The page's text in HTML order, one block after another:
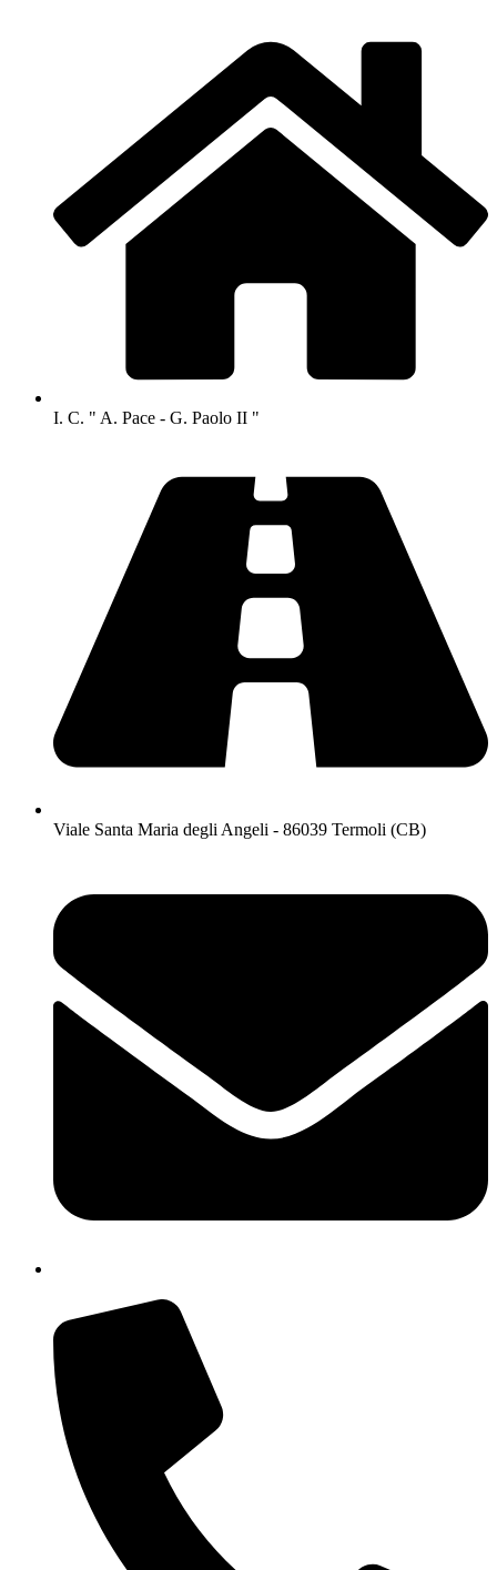
I. C. " A. Pace - G. Paolo II "
Viale Santa Maria degli Angeli - 86039 Termoli (CB)